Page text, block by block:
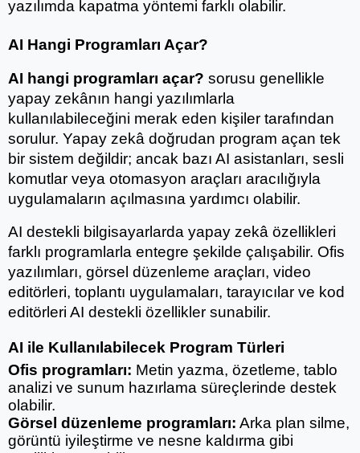
yazılımda kapatma yöntemi farklı olabilir.
AI Hangi Programları Açar?
AI hangi programları açar? sorusu genellikle
yapay zekânın hangi yazılımlarla
kullanılabileceğini merak eden kişiler tarafından
sorulur. Yapay zekâ doğrudan program açan tek
bir sistem değildir; ancak bazı AI asistanları, sesli
komutlar veya otomasyon araçları aracılığıyla
uygulamaların açılmasına yardımcı olabilir.
AI destekli bilgisayarlarda yapay zekâ özellikleri
farklı programlarla entegre şekilde çalışabilir. Ofis
yazılımları, görsel düzenleme araçları, video
editörleri, toplantı uygulamaları, tarayıcılar ve kod
editörleri AI destekli özellikler sunabilir.
AI ile Kullanılabilecek Program Türleri
Ofis programları: Metin yazma, özetleme, tablo
analizi ve sunum hazırlama süreçlerinde destek
olabilir.
Görsel düzenleme programları: Arka plan silme,
görüntü iyileştirme ve nesne kaldırma gibi